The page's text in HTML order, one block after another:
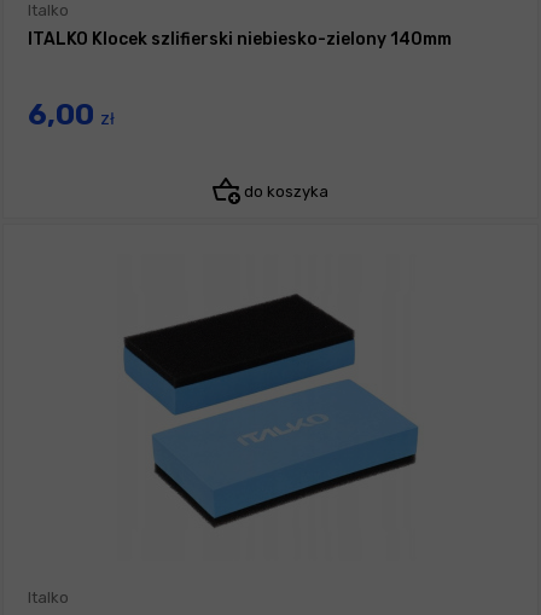
Italko
ITALKO Klocek szlifierski niebiesko-zielony 140mm
6,00 zł
do koszyka
Italko